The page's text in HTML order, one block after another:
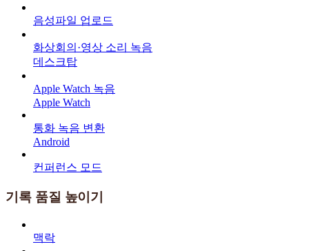
음성파일 업로드
화상회의·영상 소리 녹음
데스크탑
Apple Watch 녹음
Apple Watch
통화 녹음 변환
Android
컨퍼런스 모드
기록 품질 높이기
맥락